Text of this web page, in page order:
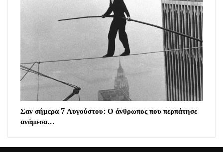
Σαν σήμερα 7 Αυγούστου: Ο άνθρωπος που περπάτησε
ανάμεσα…